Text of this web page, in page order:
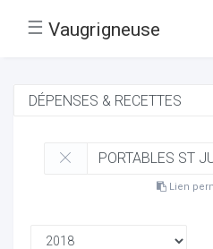
☰ Vaugrigneuse
Lien